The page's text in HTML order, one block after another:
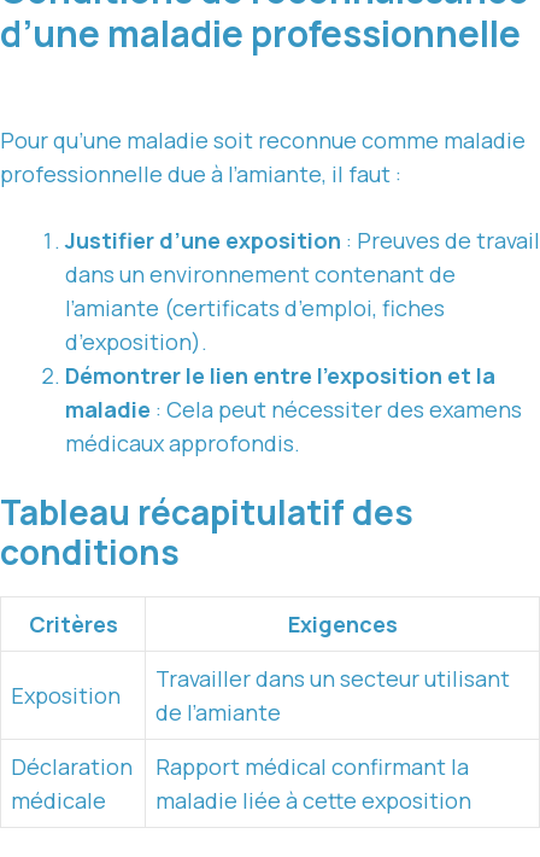
d’une maladie professionnelle
Pour qu’une maladie soit reconnue comme maladie
professionnelle due à l’amiante, il faut :
Justifier d’une exposition : Preuves de travail
dans un environnement contenant de
l’amiante (certificats d’emploi, fiches
d’exposition).
Démontrer le lien entre l’exposition et la
maladie : Cela peut nécessiter des examens
médicaux approfondis.
Tableau récapitulatif des
conditions
Critères Exigences
Exposition
Travailler dans un secteur utilisant
de l’amiante
Déclaration
médicale
Rapport médical confirmant la
maladie liée à cette exposition